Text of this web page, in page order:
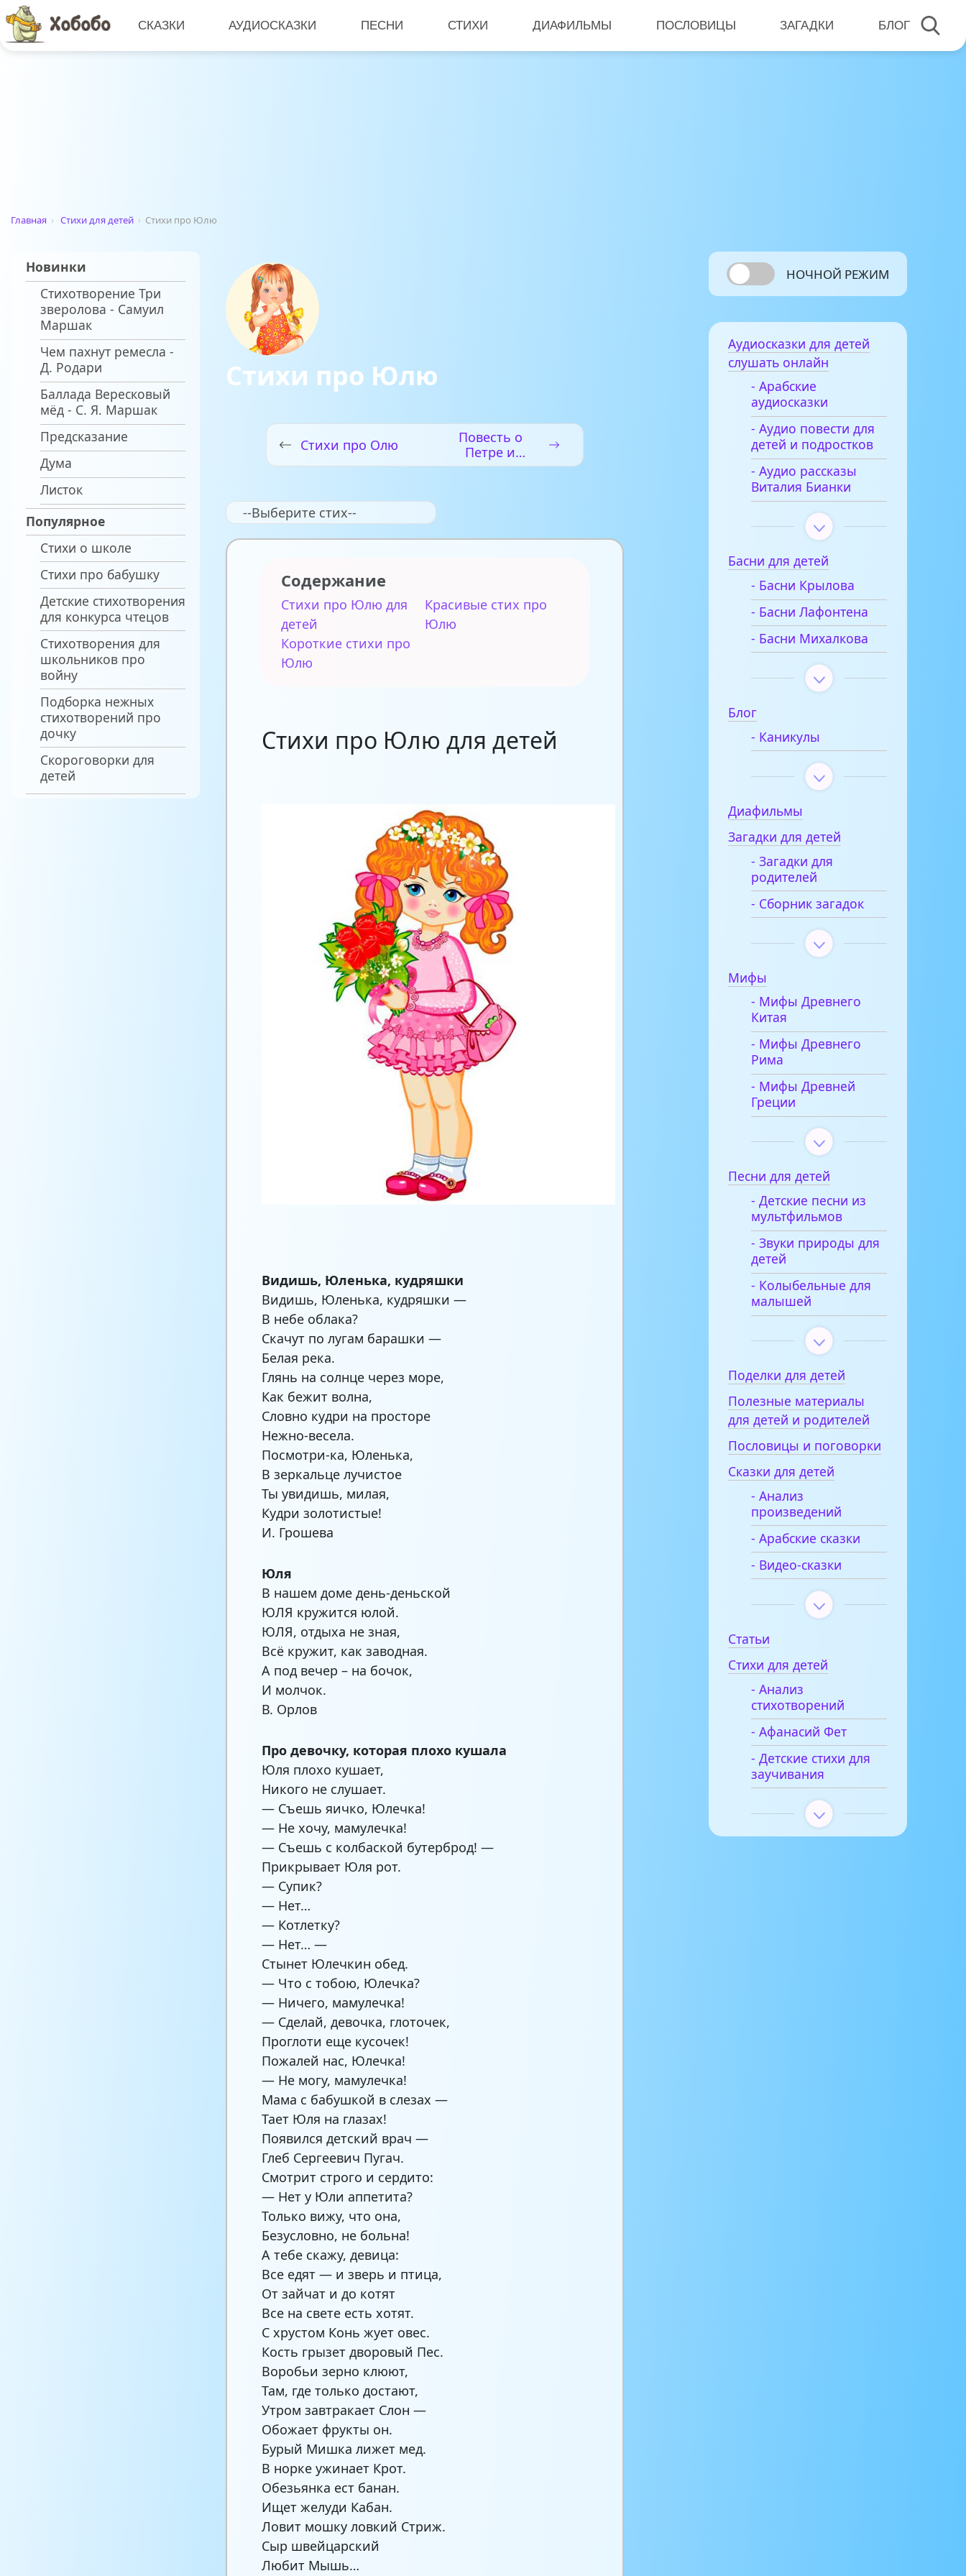
СКАЗКИ АУДИОСКАЗКИ ПЕСНИ СТИХИ ДИАФИЛЬМЫ ПОСЛОВИЦЫ ЗАГАДКИ БЛОГ
Главная › Стихи для детей › Стихи про Юлю
Новинки
Стихотворение Три
зверолова - Самуил
Маршак
Чем пахнут ремесла -
Д. Родари
Баллада Вересковый
мёд - С. Я. Маршак
Предсказание
Дума
Листок
Популярное
Стихи о школе
Стихи про бабушку
Детские стихотворения
для конкурса чтецов
Стихотворения для
школьников про
войну
Подборка нежных
стихотворений про
дочку
Скороговорки для
детей
Стихи про Юлю
Стихи про Олю
Повесть о
Петре и
Февронии
--Выберите стих--
Содержание
Стихи про Юлю для
детей
Красивые стих про
Юлю
Короткие стихи про
Юлю
Стихи про Юлю для детей
Видишь, Юленька, кудряшки
Видишь, Юленька, кудряшки —
В небе облака?
Скачут по лугам барашки —
Белая река.
Глянь на солнце через море,
Как бежит волна,
Словно кудри на просторе
Нежно-весела.
Посмотри-ка, Юленька,
В зеркальце лучистое
Ты увидишь, милая,
Кудри золотистые!
И. Грошева
Юля
В нашем доме день-деньской
ЮЛЯ кружится юлой.
ЮЛЯ, отдыха не зная,
Всё кружит, как заводная.
А под вечер – на бочок,
И молчок.
В. Орлов
Про девочку, которая плохо кушала
Юля плохо кушает,
Никого не слушает.
— Съешь яичко, Юлечка!
— Не хочу, мамулечка!
— Съешь с колбаской бутерброд! —
Прикрывает Юля рот.
— Супик?
— Нет…
— Котлетку?
— Нет… —
Стынет Юлечкин обед.
— Что с тобою, Юлечка?
— Ничего, мамулечка!
— Сделай, девочка, глоточек,
Проглоти еще кусочек!
Пожалей нас, Юлечка!
— Не могу, мамулечка!
Мама с бабушкой в слезах —
Тает Юля на глазах!
Появился детский врач —
Глеб Сергеевич Пугач.
Смотрит строго и сердито:
— Нет у Юли аппетита?
Только вижу, что она,
Безусловно, не больна!
А тебе скажу, девица:
Все едят — и зверь и птица,
От зайчат и до котят
Все на свете есть хотят.
С хрустом Конь жует овес.
Кость грызет дворовый Пес.
Воробьи зерно клюют,
Там, где только достают,
Утром завтракает Слон —
Обожает фрукты он.
Бурый Мишка лижет мед.
В норке ужинает Крот.
Обезьянка ест банан.
Ищет желуди Кабан.
Ловит мошку ловкий Стриж.
Сыр швейцарский
Любит Мышь…
НОЧНОЙ РЕЖИМ
Аудиосказки для детей
слушать онлайн
- Арабские
аудиосказки
- Аудио повести для
детей и подростков
- Аудио рассказы
Виталия Бианки
Басни для детей
- Басни Крылова
- Басни Лафонтена
- Басни Михалкова
Блог
- Каникулы
Диафильмы
Загадки для детей
- Загадки для
родителей
- Сборник загадок
Мифы
- Мифы Древнего
Китая
- Мифы Древнего
Рима
- Мифы Древней
Греции
Песни для детей
- Детские песни из
мультфильмов
- Звуки природы для
детей
- Колыбельные для
малышей
Поделки для детей
Полезные материалы
для детей и родителей
Пословицы и поговорки
Сказки для детей
- Анализ
произведений
- Арабские сказки
- Видео-сказки
Статьи
Стихи для детей
- Анализ
стихотворений
- Афанасий Фет
- Детские стихи для
заучивания